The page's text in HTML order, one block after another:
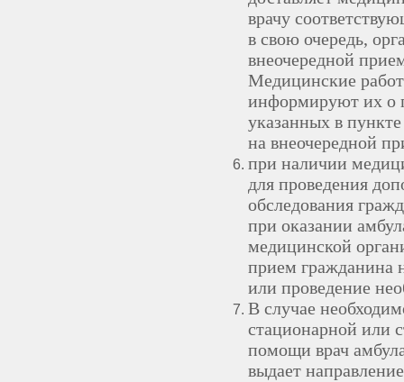
врачу
в свою очередь,
внеочередной
Медицинские
информируют их о
указанных в
на внеочередной
при наличии
для проведения
обследования
при оказании
медицинской
прием гражданина
или проведение
В случае
стационарной или
помощи врач
выдает